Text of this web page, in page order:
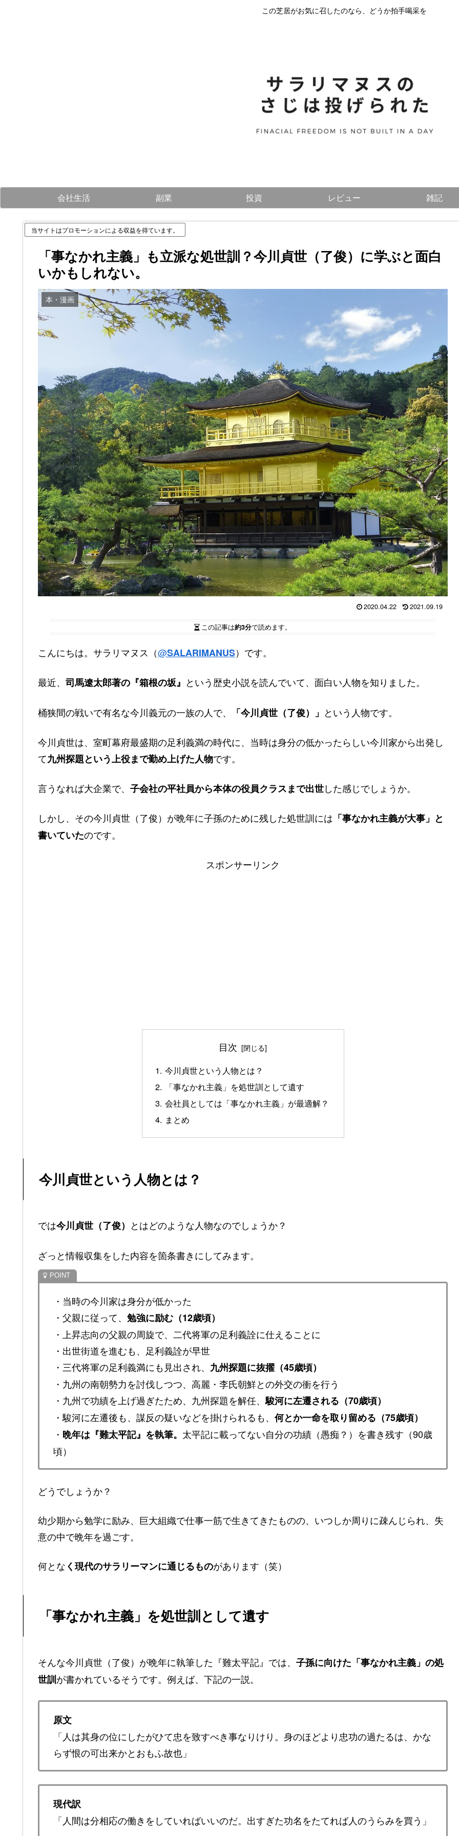
この芝居がお気に召したのなら、どうか拍手喝采を
会社生活 副業 投資 レビュー 雑記
当サイトはプロモーションによる収益を得ています。
「事なかれ主義」も立派な処世訓？今川貞世（了俊）に学ぶと面白
いかもしれない。
本・漫画
2020.04.22 2021.09.19
この記事は約3分で読めます。
こんにちは。サラリマヌス（@SALARIMANUS）です。
最近、 司馬遼太郎著の『箱根の坂』 という歴史小説を読んでいて、面白い人物を知りました。
桶狭間の戦いで有名な今川義元の一族の人で、 「今川貞世（了俊）」 という人物です。
今川貞世は、室町幕府最盛期の足利義満の時代に、当時は身分の低かったらしい今川家から出発し
て九州探題という上役まで勤め上げた人物です。
言うなれば大企業で、 子会社の平社員から本体の役員クラスまで出世した感じでしょうか。
しかし、その今川貞世（了俊）が晩年に子孫のために残した処世訓には 「事なかれ主義が大事」と
書いていたのです。
スポンサーリンク
目次
今川貞世という人物とは？
「事なかれ主義」を処世訓として遺す
会社員としては「事なかれ主義」が最適解？
まとめ
今川貞世という人物とは？
では今川貞世（了俊） とはどのような人物なのでしょうか？
ざっと情報収集をした内容を箇条書きにしてみます。
・当時の今川家は身分が低かった
・父親に従って、 勉強に励む（12歳頃）
・上昇志向の父親の周旋で、二代将軍の足利義詮に仕えることに
・出世街道を進むも、足利義詮が早世
・三代将軍の足利義満にも見出され、 九州探題に抜擢（45歳頃）
・九州の南朝勢力を討伐しつつ、高麗・李氏朝鮮との外交の衝を行う
・九州で功績を上げ過ぎたため、九州探題を解任、駿河に左遷される（70歳頃）
・駿河に左遷後も、謀反の疑いなどを掛けられるも、 何とか一命を取り留める（75歳頃）
・ 晩年は『難太平記』を執筆。 太平記に載ってない自分の功績（愚痴？）を書き残す（90歳
頃）
どうでしょうか？
幼少期から勉学に励み、巨大組織で仕事一筋で生きてきたものの、いつしか周りに疎んじられ、失
意の中で晩年を過ごす。
何となく現代のサラリーマンに通じるものがあります（笑）
「事なかれ主義」を処世訓として遺す
そんな今川貞世（了俊）が晩年に執筆した『難太平記』では、 子孫に向けた「事なかれ主義」の処
世訓が書かれているそうです。例えば、下記の一説。
原文
「人は其身の位にしたがひて忠を致すべき事なりけり。身のほどより忠功の過たるは、かな
らず恨の可出来かとおもふ故也」
現代訳
「人間は分相応の働きをしていればいいのだ。出すぎた功名をたてれば人のうらみを買う」